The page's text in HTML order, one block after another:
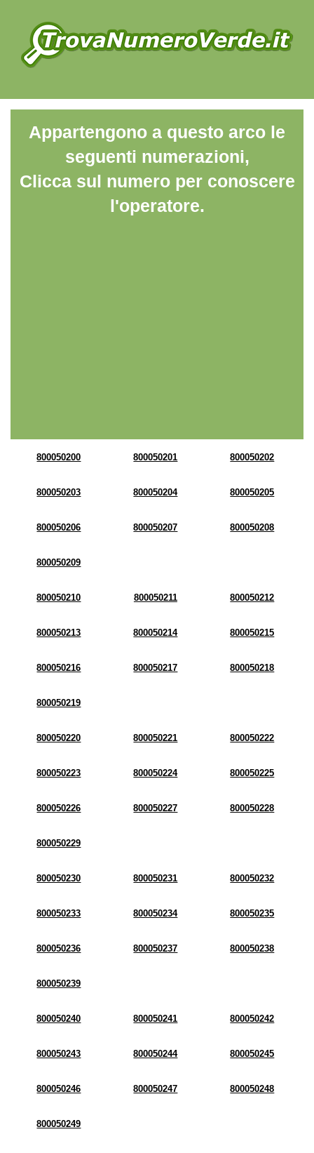
Appartengono a questo arco le
seguenti numerazioni,
Clicca sul numero per conoscere
l'operatore.
800050200 800050201 800050202
800050203 800050204 800050205
800050206 800050207 800050208
800050209
800050210 800050211 800050212
800050213 800050214 800050215
800050216 800050217 800050218
800050219
800050220 800050221 800050222
800050223 800050224 800050225
800050226 800050227 800050228
800050229
800050230 800050231 800050232
800050233 800050234 800050235
800050236 800050237 800050238
800050239
800050240 800050241 800050242
800050243 800050244 800050245
800050246 800050247 800050248
800050249